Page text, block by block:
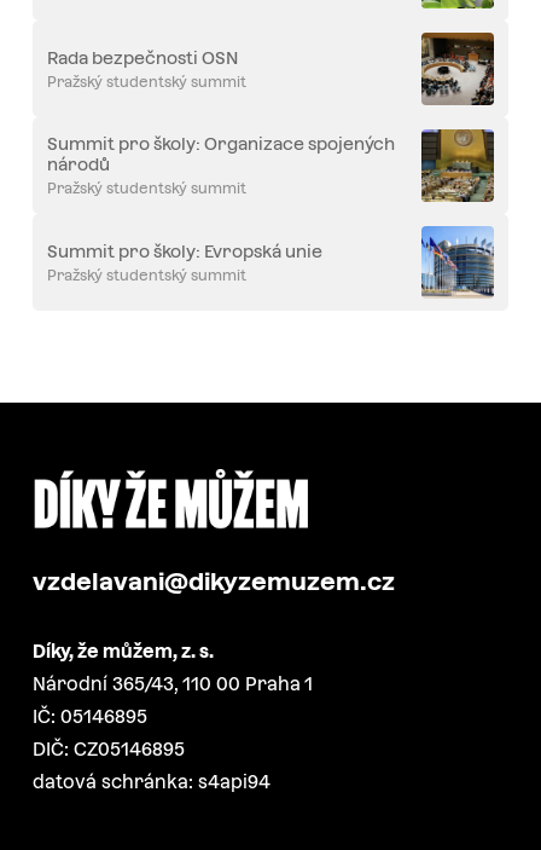
Rada bezpečnosti OSN
Pražský studentský summit
Summit pro školy: Organizace spojených
národů
Pražský studentský summit
Summit pro školy: Evropská unie
Pražský studentský summit
vzdelavani@dikyzemuzem.cz
Díky, že můžem, z. s.
Národní 365/43, 110 00 Praha 1
IČ: 05146895
DIČ: CZ05146895
datová schránka: s4api94